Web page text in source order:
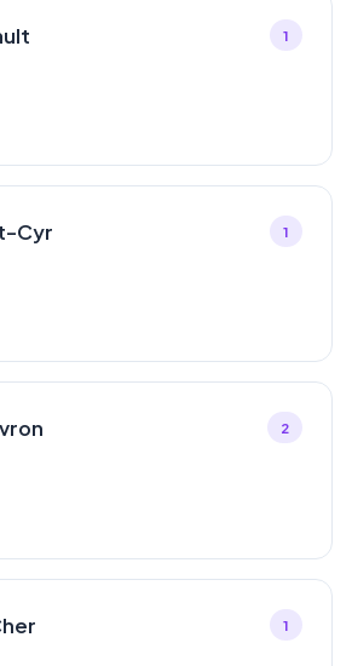
1
Cyr 1
2
1